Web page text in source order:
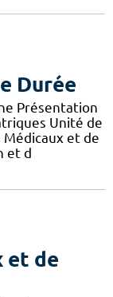
Durée
Présentation
Unité de
Médicaux et de
et d
et de